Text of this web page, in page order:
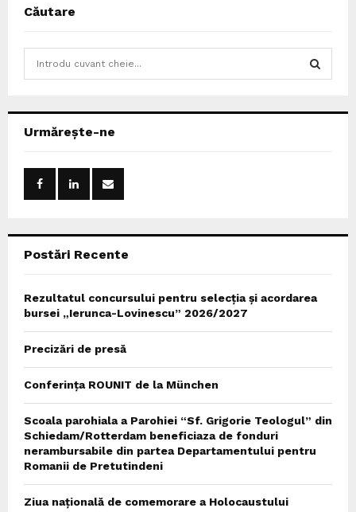
Căutare
h
o
Urmărește-ne
Postări Recente
Rezultatul concursului pentru selecția și acordarea
bursei „Ierunca-Lovinescu” 2026/2027
Precizări de presă
Conferința ROUNIT de la München
Scoala parohiala a Parohiei “Sf. Grigorie Teologul” din
Schiedam/Rotterdam beneficiaza de fonduri
nerambursabile din partea Departamentului pentru
Romanii de Pretutindeni
Ziua națională de comemorare a Holocaustului